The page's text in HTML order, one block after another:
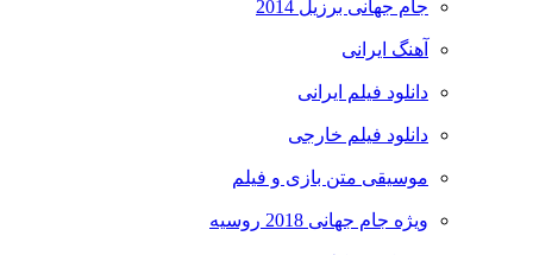
جام جهانی برزیل 2014
آهنگ ایرانی
دانلود فیلم ایرانی
دانلود فیلم خارجی
موسیقی متن بازی و فیلم
ویژه جام جهانی 2018 روسیه